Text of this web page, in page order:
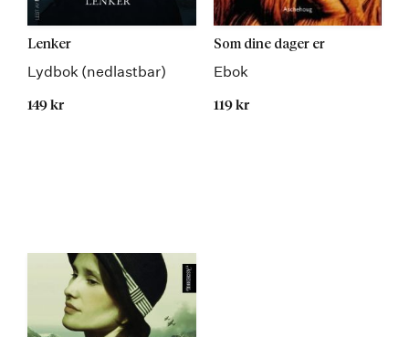
Lenker
Lydbok (nedlastbar)
149 kr
Som dine dager er
Ebok
119 kr